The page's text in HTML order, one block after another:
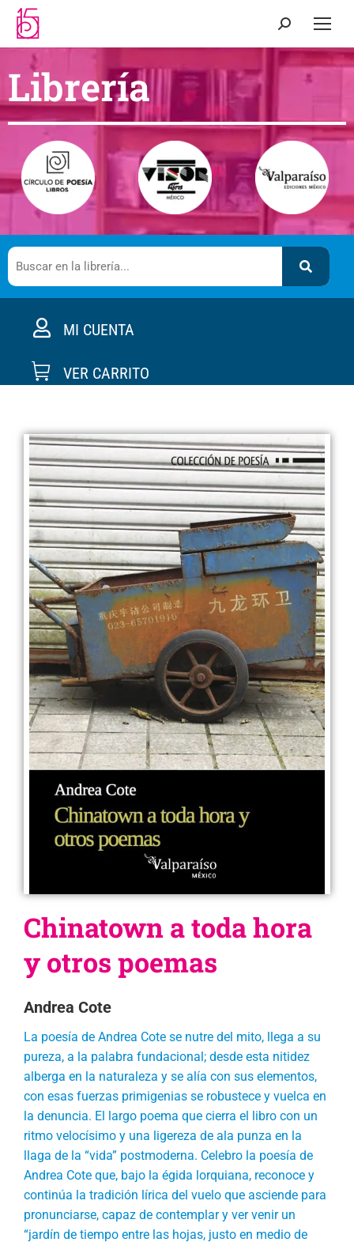
Librería
MI CUENTA
VER CARRITO
Chinatown a toda hora
y otros poemas
Andrea Cote
La poesía de Andrea Cote se nutre del mito, llega a su
pureza, a la palabra fundacional; desde esta nitidez
alberga en la naturaleza y se alía con sus elementos,
con esas fuerzas primigenias se robustece y vuelca en
la denuncia. El largo poema que cierra el libro con un
ritmo velocísimo y una ligereza de ala punza en la
llaga de la “vida” postmoderna. Celebro la poesía de
Andrea Cote que, bajo la égida lorquiana, reconoce y
continúa la tradición lírica del vuelo que asciende para
pronunciarse, capaz de contemplar y ver venir un
“jardín de tiempo entre las hojas, justo en medio de